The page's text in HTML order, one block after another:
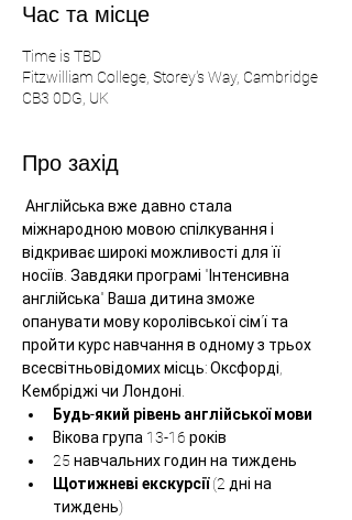
Час та місце
Time is TBD
Fitzwilliam College, Storey's Way, Cambridge
CB3 0DG, UK
Про захід
Англійська вже давно стала
міжнародною мовою спілкування і
відкриває широкі можливості для її
носіїв. Завдяки програмі "Інтенсивна
англійська" Ваша дитина зможе
опанувати мову королівської сім'ї та
пройти курс навчання в одному з трьох
всесвітньовідомих місць: Оксфорді,
Кембріджі чи Лондоні.
Будь-який рівень англійської мови
Вікова група 13-16 років
25 навчальних годин на тиждень
Щотижневі екскурсії (2 дні на
тиждень)